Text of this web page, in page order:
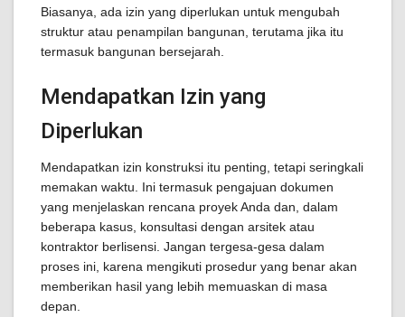
Biasanya, ada izin yang diperlukan untuk mengubah
struktur atau penampilan bangunan, terutama jika itu
termasuk bangunan bersejarah.
Mendapatkan Izin yang
Diperlukan
Mendapatkan izin konstruksi itu penting, tetapi seringkali
memakan waktu. Ini termasuk pengajuan dokumen
yang menjelaskan rencana proyek Anda dan, dalam
beberapa kasus, konsultasi dengan arsitek atau
kontraktor berlisensi. Jangan tergesa-gesa dalam
proses ini, karena mengikuti prosedur yang benar akan
memberikan hasil yang lebih memuaskan di masa
depan.